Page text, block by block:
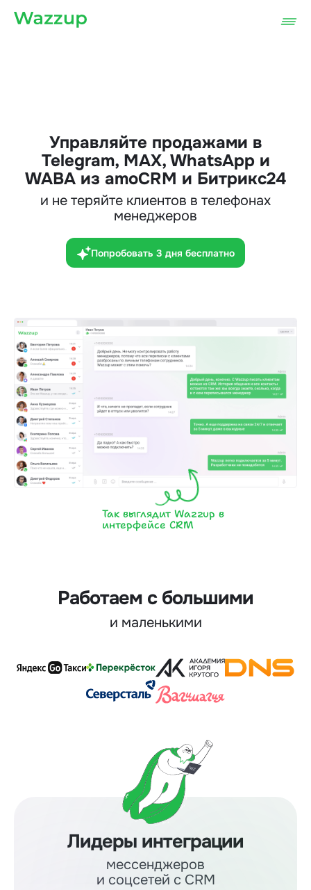
Управляйте продажами в
Telegram, MAX, WhatsApp и
WABA из amoCRM и Битрикс24
и не теряйте клиентов в телефонах
менеджеров
Попробовать 3 дня бесплатно
Так выглядит Wazzup в
интерфейсе CRM
Работаем с большими
и маленькими
Лидеры интеграции
мессенджеров
и соцсетей с CRM